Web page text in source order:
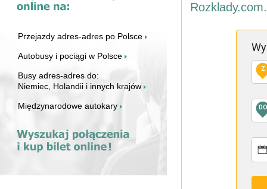
Przejazdy adres-adres po Polsce
Autobusy i pociągi w Polsce
Busy adres-adres do:
Niemiec, Holandii i innych krajów
Międzynarodowe autokary
Z
DO